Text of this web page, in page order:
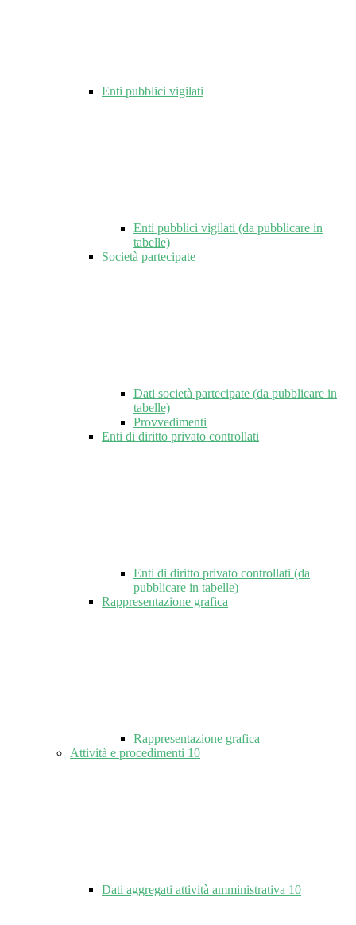
Enti pubblici vigilati
Enti pubblici vigilati (da pubblicare in
tabelle)
Società partecipate
Dati società partecipate (da pubblicare in
tabelle)
Provvedimenti
Enti di diritto privato controllati
Enti di diritto privato controllati (da
pubblicare in tabelle)
Rappresentazione grafica
Rappresentazione grafica
Attività e procedimenti 10
Dati aggregati attività amministrativa 10